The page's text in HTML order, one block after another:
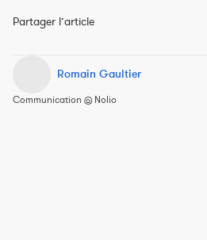
Partager l’article
Romain Gaultier
Communication @ Nolio